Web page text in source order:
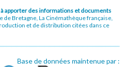
apporter des informations et documents
de Bretagne, La Cinémathèque française,
et de distribution citées dans ce
Base de données maintenue par :